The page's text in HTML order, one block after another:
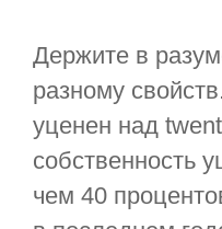
Держите в
разному
уценен над
собственность
чем 40